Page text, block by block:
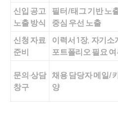
신입 공고
노출 방식
필터/태그 기반 노
중심 우선 노출
신청 자료
준비
이력서 1장, 자기소
포트폴리오 필요
문의·상담
창구
채용 담당자 메일/
양